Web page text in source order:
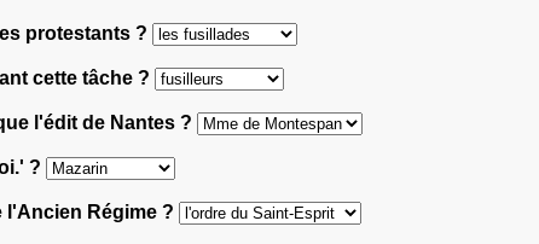
protestants ?
cette tâche ?
l'édit de Nantes ?
?
l'Ancien Régime ?